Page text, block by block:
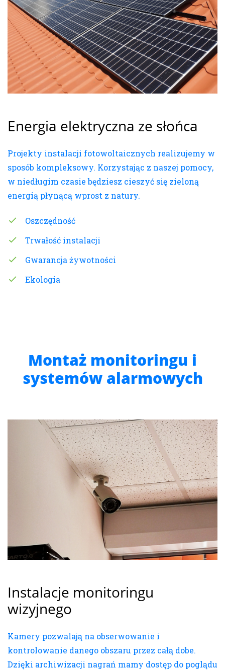
Energia elektryczna ze słońca
Projekty instalacji fotowoltaicznych realizujemy w
sposób kompleksowy. Korzystając z naszej pomocy,
w niedługim czasie będziesz cieszyć się zieloną
energią płynącą wprost z natury.
Oszczędność
Trwałość instalacji
Gwarancja żywotności
Ekologia
Montaż monitoringu i
systemów alarmowych
Instalacje monitoringu
wizyjnego
Kamery pozwalają na obserwowanie i
kontrolowanie danego obszaru przez całą dobe.
Dzięki archiwizacji nagrań mamy dostęp do poglądu